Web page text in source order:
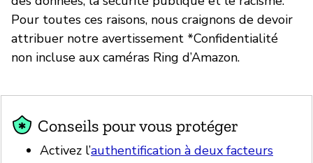
Pour toutes ces raisons, nous craignons de devoir
attribuer notre avertissement *Confidentialité
non incluse aux caméras Ring d’Amazon.
Conseils pour vous protéger
Activez l’authentification à deux facteurs